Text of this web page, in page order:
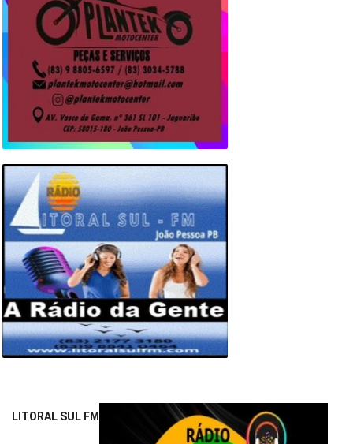
LITORAL SUL FM